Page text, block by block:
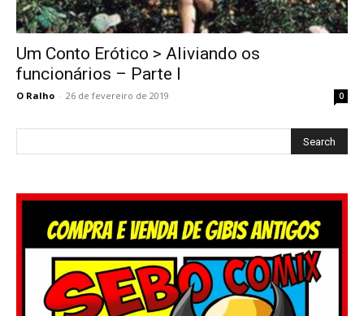
Um Conto Erótico > Aliviando os
funcionários – Parte I
O Ralho - 26 de fevereiro de 2019 0